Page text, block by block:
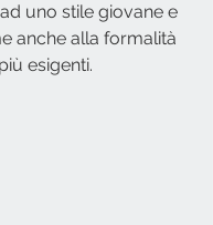
uno stile giovane e
anche alla formalità
esigenti.